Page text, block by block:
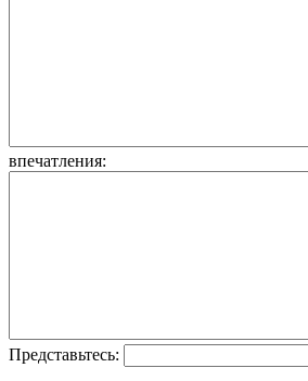
впечатления:
Представьтесь: